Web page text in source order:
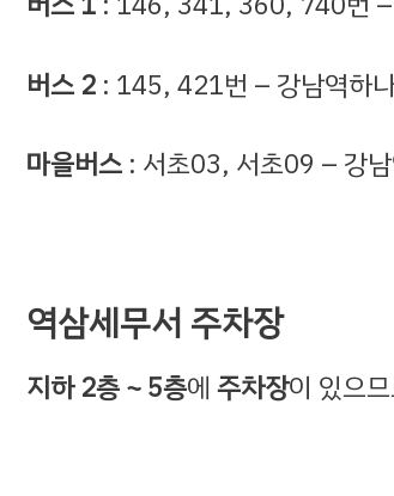
버스 2 : 145, 421번 – 강남역하
마을버스 : 서초03, 서초09 – 강
역삼세무서 주차장
지하 2층 ~ 5층에 주차장이 있으